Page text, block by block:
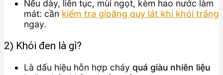
Nếu dày, liên tục, mùi ngọt, kèm hao nước làm
mát: cần kiểm tra gioăng quy lát khi khói trắng
ngay.
2) Khói đen là gì?
Là dấu hiệu hỗn hợp cháy quá giàu nhiên liệu